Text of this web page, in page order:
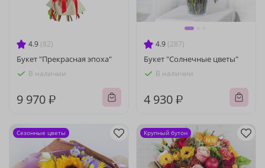
4.9 (82)
Букет "Прекрасная эпоха"
В наличии
9 970 ₽
4.9 (287)
Букет "Солнечные цветы"
В наличии
4 930 ₽
Сезонные цветы Крупный бутон